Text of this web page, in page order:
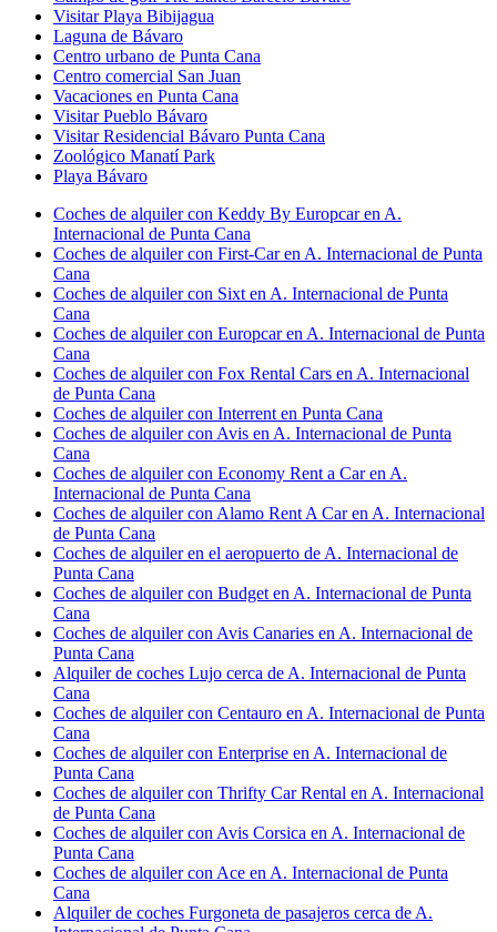
Visitar Playa Bibijagua
Laguna de Bávaro
Centro urbano de Punta Cana
Centro comercial San Juan
Vacaciones en Punta Cana
Visitar Pueblo Bávaro
Visitar Residencial Bávaro Punta Cana
Zoológico Manatí Park
Playa Bávaro
Coches de alquiler con Keddy By Europcar en A.
Internacional de Punta Cana
Coches de alquiler con First-Car en A. Internacional de Punta
Cana
Coches de alquiler con Sixt en A. Internacional de Punta
Cana
Coches de alquiler con Europcar en A. Internacional de Punta
Cana
Coches de alquiler con Fox Rental Cars en A. Internacional
de Punta Cana
Coches de alquiler con Interrent en Punta Cana
Coches de alquiler con Avis en A. Internacional de Punta
Cana
Coches de alquiler con Economy Rent a Car en A.
Internacional de Punta Cana
Coches de alquiler con Alamo Rent A Car en A. Internacional
de Punta Cana
Coches de alquiler en el aeropuerto de A. Internacional de
Punta Cana
Coches de alquiler con Budget en A. Internacional de Punta
Cana
Coches de alquiler con Avis Canaries en A. Internacional de
Punta Cana
Alquiler de coches Lujo cerca de A. Internacional de Punta
Cana
Coches de alquiler con Centauro en A. Internacional de Punta
Cana
Coches de alquiler con Enterprise en A. Internacional de
Punta Cana
Coches de alquiler con Thrifty Car Rental en A. Internacional
de Punta Cana
Coches de alquiler con Avis Corsica en A. Internacional de
Punta Cana
Coches de alquiler con Ace en A. Internacional de Punta
Cana
Alquiler de coches Furgoneta de pasajeros cerca de A.